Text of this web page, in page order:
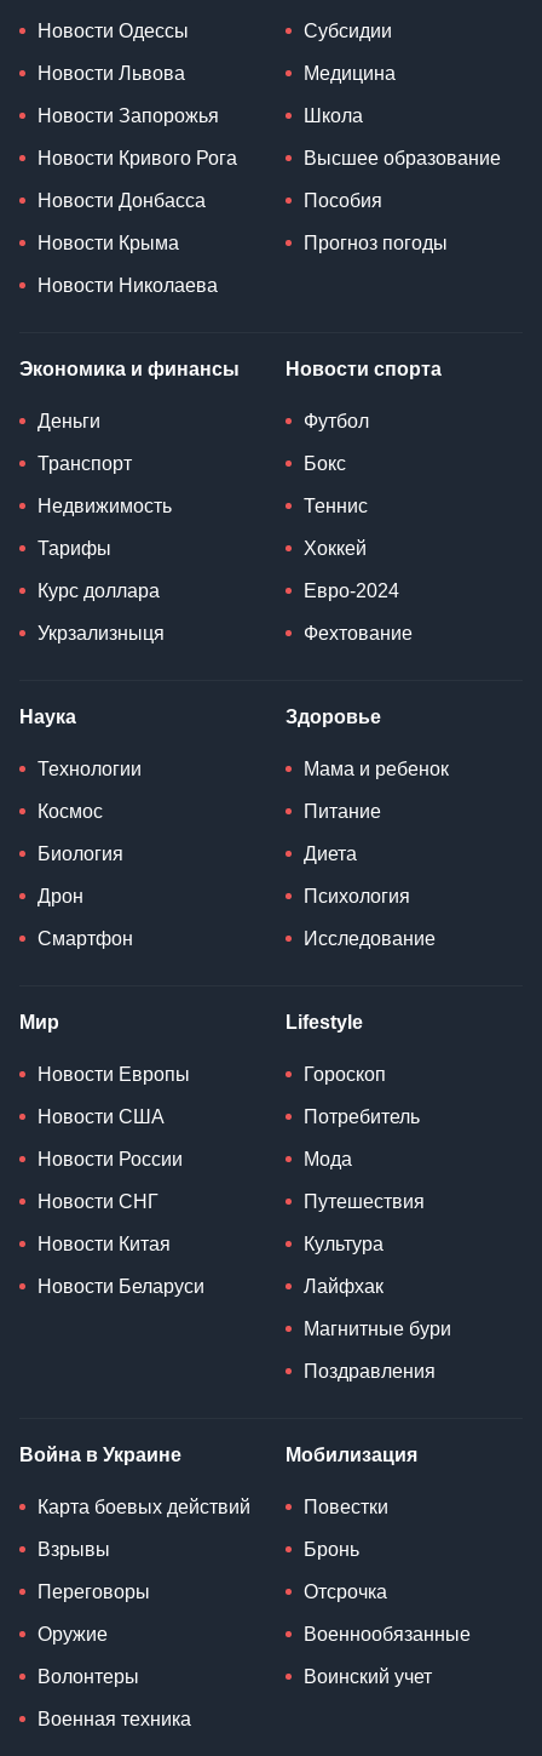
Новости Одессы
Новости Львова
Новости Запорожья
Новости Кривого Рога
Новости Донбасса
Новости Крыма
Новости Николаева
Субсидии
Медицина
Школа
Высшее образование
Пособия
Прогноз погоды
Экономика и финансы
Деньги
Транспорт
Недвижимость
Тарифы
Курс доллара
Укрзализныця
Новости спорта
Футбол
Бокс
Теннис
Хоккей
Евро-2024
Фехтование
Наука
Технологии
Космос
Биология
Дрон
Смартфон
Здоровье
Мама и ребенок
Питание
Диета
Психология
Исследование
Мир
Новости Европы
Новости США
Новости России
Новости СНГ
Новости Китая
Новости Беларуси
Lifestyle
Гороскоп
Потребитель
Мода
Путешествия
Культура
Лайфхак
Магнитные бури
Поздравления
Война в Украине
Карта боевых действий
Взрывы
Переговоры
Оружие
Волонтеры
Военная техника
Мобилизация
Повестки
Бронь
Отсрочка
Военнообязанные
Воинский учет